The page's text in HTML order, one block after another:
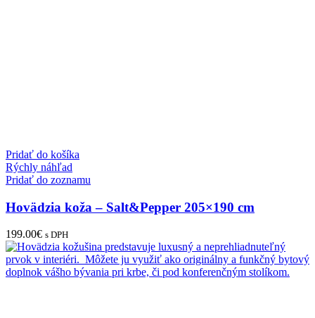
Pridať do košíka
Rýchly náhľad
Pridať do zoznamu
Hovädzia koža – Salt&Pepper 205×190 cm
199.00€ s DPH